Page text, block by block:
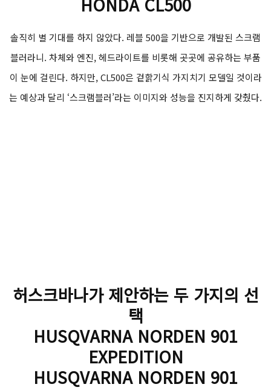
HONDA CL500
솔직히 별 기대를 하지 않았다. 레블 500을 기반으로 개발된 스크램
블러라니. 차체와 엔진, 헤드라이트를 비롯해 곳곳에 공유하는 부품
이 눈에 걸린다. 하지만, CL500은 겉핡기식 가지치기 모델일 것이라
는 예상과 달리 ‘스크램블러’라는 이미지와 성능을 진지하게 갖췄다.
허스크바나가 제안하는 두 가지의 선
택
HUSQVARNA NORDEN 901
EXPEDITION
HUSQVARNA NORDEN 901